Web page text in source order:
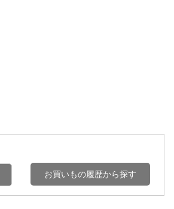
お買いもの履歴から探す